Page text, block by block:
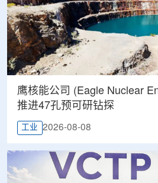
鹰核能公司 (Eagle Nuclear
推进47孔预可研钻探
工业 2026-08-08